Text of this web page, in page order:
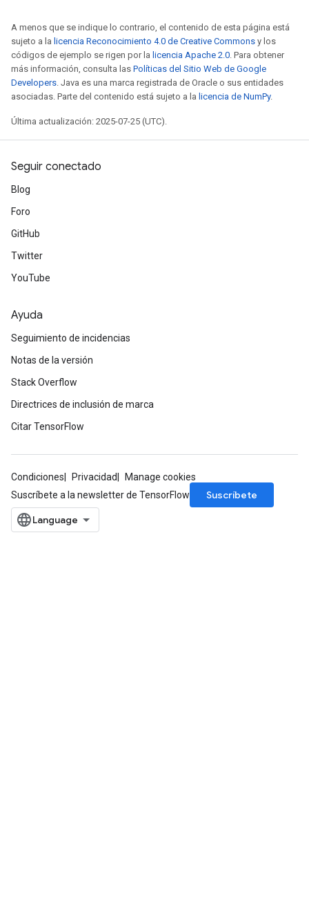
A menos que se indique lo contrario, el contenido de esta página está
sujeto a la licencia Reconocimiento 4.0 de Creative Commons y los
códigos de ejemplo se rigen por la licencia Apache 2.0. Para obtener
más información, consulta las Políticas del Sitio Web de Google
Developers. Java es una marca registrada de Oracle o sus entidades
asociadas. Parte del contenido está sujeto a la licencia de NumPy.
Última actualización: 2025-07-25 (UTC).
Seguir conectado
Blog
Foro
GitHub
Twitter
YouTube
Ayuda
Seguimiento de incidencias
Notas de la versión
Stack Overflow
Directrices de inclusión de marca
Citar TensorFlow
Condiciones Privacidad
Manage cookies
Suscríbete a la newsletter de TensorFlow
Suscríbete